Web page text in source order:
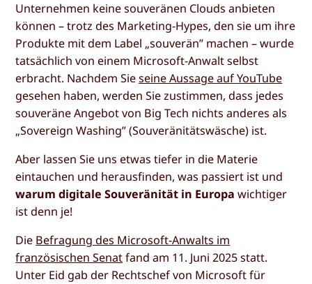
Unternehmen keine souveränen Clouds anbieten
können – trotz des Marketing-Hypes, den sie um ihre
Produkte mit dem Label „souverän” machen – wurde
tatsächlich von einem Microsoft-Anwalt selbst
erbracht. Nachdem Sieseine Aussage auf YouTube
gesehen haben, werden Sie zustimmen, dass jedes
souveräne Angebot von Big Tech nichts anderes als
„Sovereign Washing” (Souveränitätswäsche) ist.
Aber lassen Sie uns etwas tiefer in die Materie
eintauchen und herausfinden, was passiert ist und
warum digitale Souveränität in Europa wichtiger
ist denn je!
Die Befragung des Microsoft-Anwalts im
französischen Senatfand am 11. Juni 2025 statt.
Unter Eid gab der Rechtschef von Microsoft für